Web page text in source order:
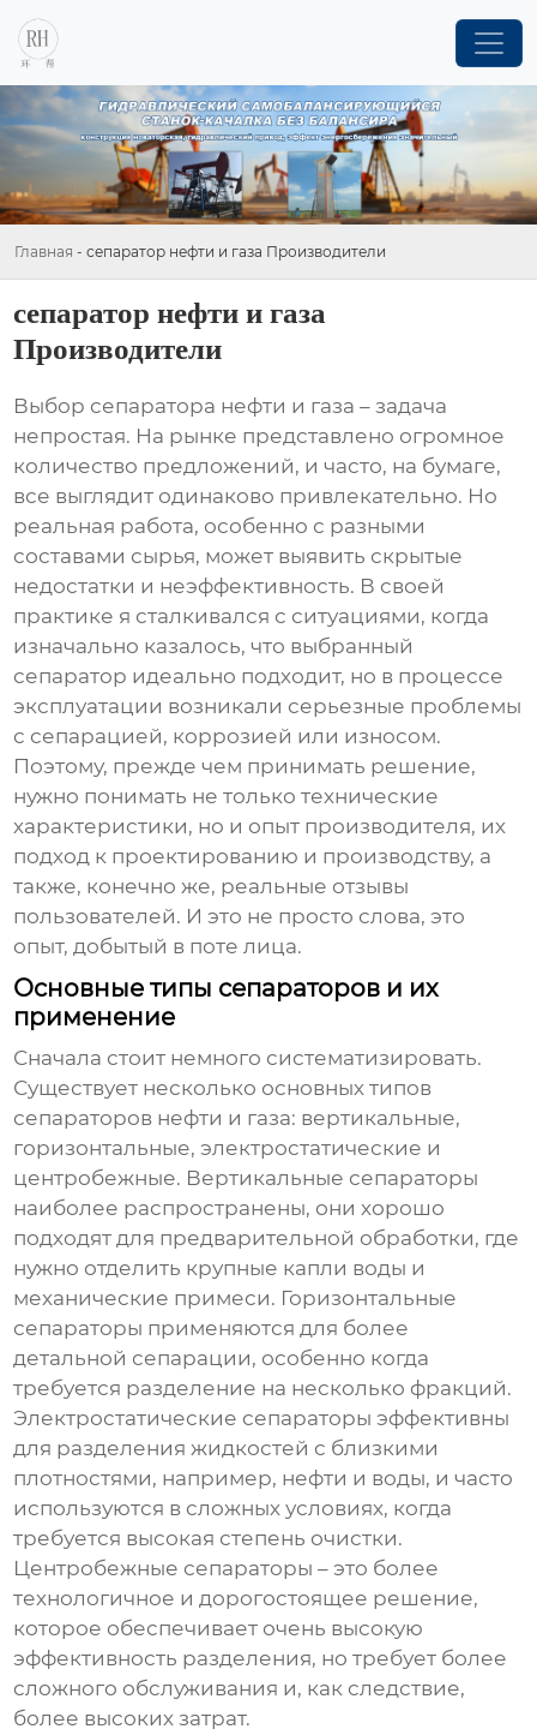
Главная - сепаратор нефти и газа Производители
сепаратор нефти и газа
Производители
Выбор сепаратора нефти и газа – задача
непростая. На рынке представлено огромное
количество предложений, и часто, на бумаге,
все выглядит одинаково привлекательно. Но
реальная работа, особенно с разными
составами сырья, может выявить скрытые
недостатки и неэффективность. В своей
практике я сталкивался с ситуациями, когда
изначально казалось, что выбранный
сепаратор идеально подходит, но в процессе
эксплуатации возникали серьезные проблемы
с сепарацией, коррозией или износом.
Поэтому, прежде чем принимать решение,
нужно понимать не только технические
характеристики, но и опыт производителя, их
подход к проектированию и производству, а
также, конечно же, реальные отзывы
пользователей. И это не просто слова, это
опыт, добытый в поте лица.
Основные типы сепараторов и их
применение
Сначала стоит немного систематизировать.
Существует несколько основных типов
сепараторов нефти и газа: вертикальные,
горизонтальные, электростатические и
центробежные. Вертикальные сепараторы
наиболее распространены, они хорошо
подходят для предварительной обработки, где
нужно отделить крупные капли воды и
механические примеси. Горизонтальные
сепараторы применяются для более
детальной сепарации, особенно когда
требуется разделение на несколько фракций.
Электростатические сепараторы эффективны
для разделения жидкостей с близкими
плотностями, например, нефти и воды, и часто
используются в сложных условиях, когда
требуется высокая степень очистки.
Центробежные сепараторы – это более
технологичное и дорогостоящее решение,
которое обеспечивает очень высокую
эффективность разделения, но требует более
сложного обслуживания и, как следствие,
более высоких затрат.